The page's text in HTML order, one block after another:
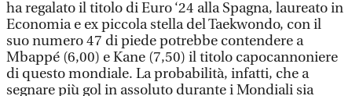
ha regalato il titolo di Euro ‘24 alla Spagna, laureato in
Economia e ex piccola stella del Taekwondo, con il
suo numero 47 di piede potrebbe contendere a
Mbappé (6,00) e Kane (7,50) il titolo capocannoniere
di questo mondiale. La probabilità, infatti, che a
segnare più gol in assoluto durante i Mondiali sia